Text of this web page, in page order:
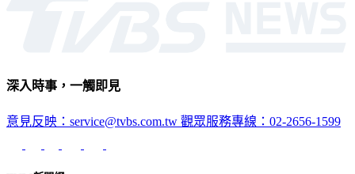
深入時事，一觸即見
意見反映：service@tvbs.com.tw 觀眾服務專線：02-2656-1599